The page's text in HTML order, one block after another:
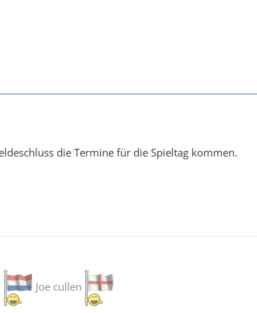
die Termine für die Spieltag kommen.
Joe cullen